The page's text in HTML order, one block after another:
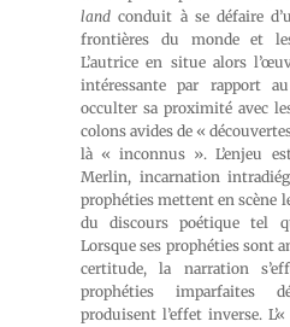
land conduit à se défaire
frontières du monde et
L’autrice en situe alors
intéressante par rapport
occulter sa proximité avec
colons avides de «
là « inconnus ». L’enjeu
Merlin, incarnation
prophéties mettent en scène
du discours poétique tel
Lorsque ses prophéties sont
certitude, la narration
prophéties imparfaites
produisent l’effet inverse.